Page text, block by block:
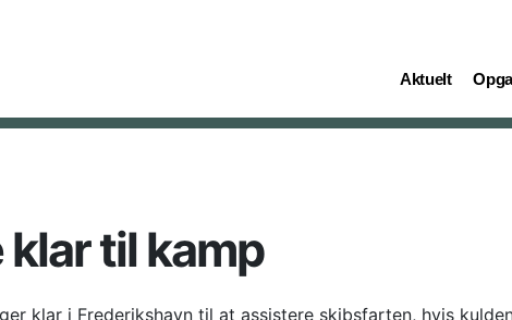
Aktuelt
(current)
til kamp
klar i Frederikshavn til at assistere skibsfarten, hvis